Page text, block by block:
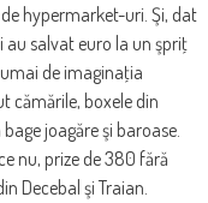
hypermarket-uri. Şi, dat
salvat euro la un şpriţ
de imaginaţia
cămările, boxele din
joagăre şi baroase.
nu, prize de 380 fără
Decebal şi Traian.